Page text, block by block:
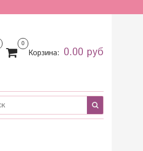
0
Корзина: 0.00 руб